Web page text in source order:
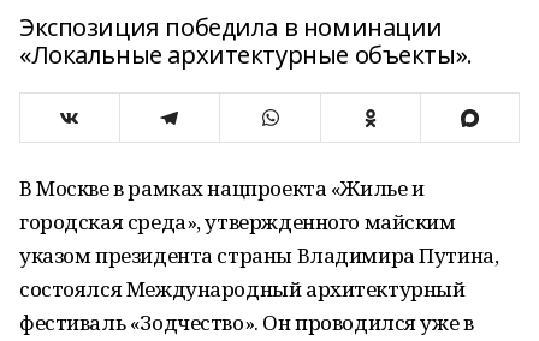
Экспозиция победила в номинации
«Локальные архитектурные объекты».
В Москве в рамках нацпроекта «Жилье и
городская среда», утвержденного майским
указом президента страны Владимира Путина,
состоялся Международный архитектурный
фестиваль «Зодчество». Он проводился уже в